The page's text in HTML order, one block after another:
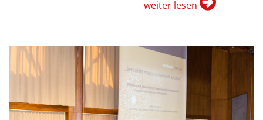
weiter lesen